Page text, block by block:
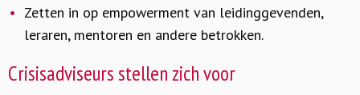
Zetten in op empowerment van leidinggevenden,
leraren, mentoren en andere betrokken.
Crisisadviseurs stellen zich voor